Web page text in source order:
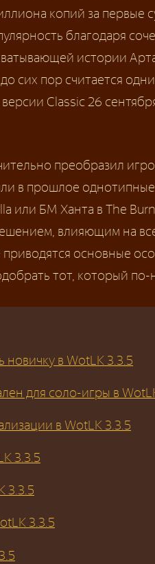
копий за первые
благодаря
истории
сих пор считается
Classic 26
преобразил
в прошлое
или БМ Ханта в The
влияющим на
приводятся основные
тот, который
новичку в WotLK 3.3.5
для соло-игры в
в WotLK 3.3.5
3.3.5
3.3.5
3.3.5